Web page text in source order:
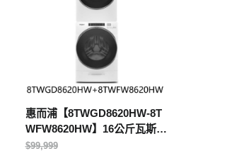
惠而浦【8TWGD8620HW-8T
WFW8620HW】16公斤瓦斯型
滾筒乾衣機+17公斤滾筒洗衣
$99,999